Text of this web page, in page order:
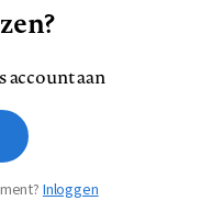
Privacy
verdienen
antwoorden
account aan
Inloggen